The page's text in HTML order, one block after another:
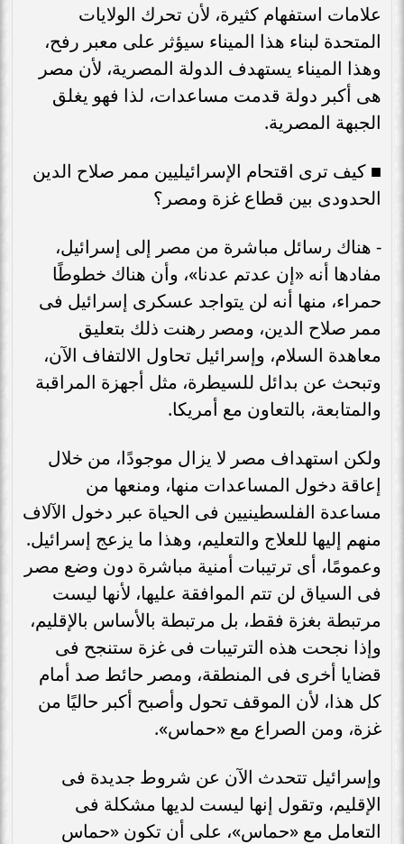
علامات استفهام كثيرة، لأن تحرك الولايات
المتحدة لبناء هذا الميناء سيؤثر على معبر رفح،
وهذا الميناء يستهدف الدولة المصرية، لأن مصر
هى أكبر دولة قدمت مساعدات، لذا فهو يغلق
الجبهة المصرية.
■ كيف ترى اقتحام الإسرائيليين ممر صلاح الدين
الحدودى بين قطاع غزة ومصر؟
- هناك رسائل مباشرة من مصر إلى إسرائيل،
مفادها أنه «إن عدتم عدنا»، وأن هناك خطوطًا
حمراء، منها أنه لن يتواجد عسكرى إسرائيل فى
ممر صلاح الدين، ومصر رهنت ذلك بتعليق
معاهدة السلام، وإسرائيل تحاول الالتفاف الآن،
وتبحث عن بدائل للسيطرة، مثل أجهزة المراقبة
والمتابعة، بالتعاون مع أمريكا.
ولكن استهداف مصر لا يزال موجودًا، من خلال
إعاقة دخول المساعدات منها، ومنعها من
مساعدة الفلسطينيين فى الحياة عبر دخول الآلاف
منهم إليها للعلاج والتعليم، وهذا ما يزعج إسرائيل.
وعمومًا، أى ترتيبات أمنية مباشرة دون وضع مصر
فى السياق لن تتم الموافقة عليها، لأنها ليست
مرتبطة بغزة فقط، بل مرتبطة بالأساس بالإقليم،
وإذا نجحت هذه الترتيبات فى غزة ستنجح فى
قضايا أخرى فى المنطقة، ومصر حائط صد أمام
كل هذا، لأن الموقف تحول وأصبح أكبر حاليًا من
غزة، ومن الصراع مع «حماس».
وإسرائيل تتحدث الآن عن شروط جديدة فى
الإقليم، وتقول إنها ليست لديها مشكلة فى
التعامل مع «حماس»، على أن تكون «حماس